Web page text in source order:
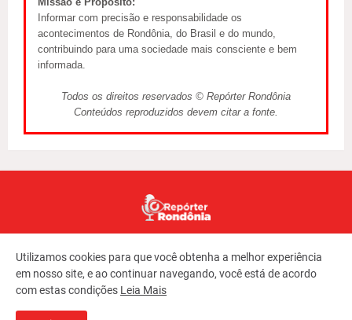
Informar com precisão e responsabilidade os
acontecimentos de Rondônia, do Brasil e do mundo,
contribuindo para uma sociedade mais consciente e bem
informada.
Todos os direitos reservados © Repórter Rondônia
Conteúdos reproduzidos devem citar a fonte.
Utilizamos cookies para que você obtenha a melhor experiência
em nosso site, e ao continuar navegando, você está de acordo
com estas condições Leia Mais